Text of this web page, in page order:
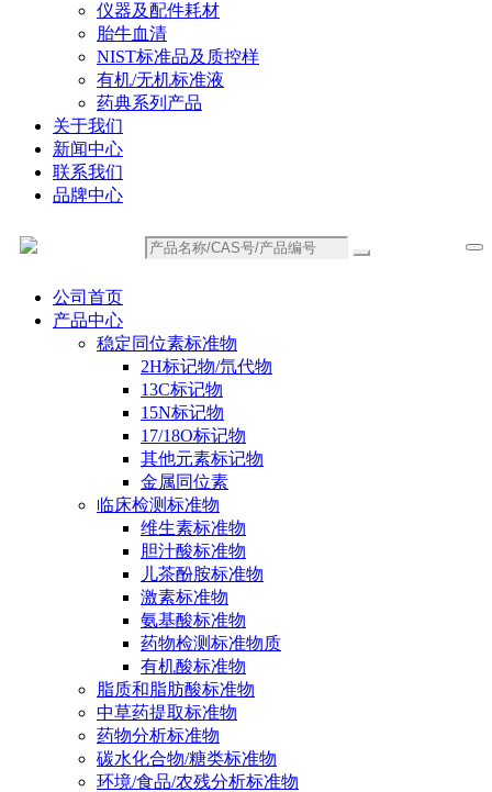
仪器及配件耗材
胎牛血清
NIST标准品及质控样
有机/无机标准液
药典系列产品
关于我们
新闻中心
联系我们
品牌中心
公司首页
产品中心
稳定同位素标准物
2H标记物/氘代物
13C标记物
15N标记物
17/18O标记物
其他元素标记物
金属同位素
临床检测标准物
维生素标准物
胆汁酸标准物
儿茶酚胺标准物
激素标准物
氨基酸标准物
药物检测标准物质
有机酸标准物
脂质和脂肪酸标准物
中草药提取标准物
药物分析标准物
碳水化合物/糖类标准物
环境/食品/农残分析标准物